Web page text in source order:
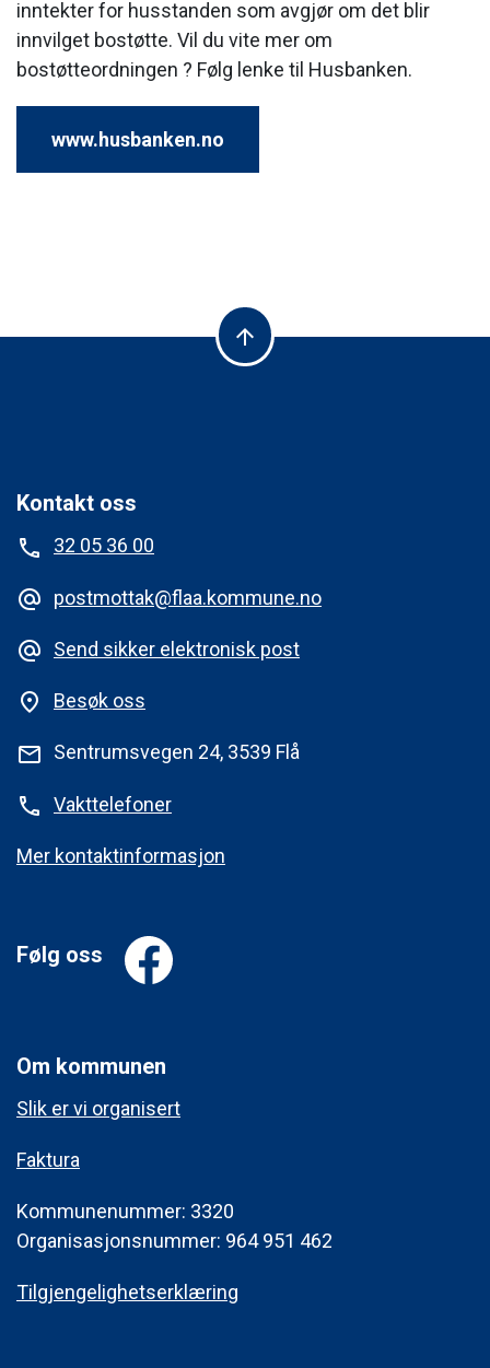
inntekter for husstanden som avgjør om det blir
innvilget bostøtte. Vil du vite mer om
bostøtteordningen ? Følg lenke til Husbanken.
www.husbanken.no
arrow_upward
Kontakt oss
phone
32 05 36 00
alternate_email postmottak@flaa.kommune.no
alternate_email Send sikker elektronisk post
place Besøk oss
mail Sentrumsvegen 24, 3539 Flå
phone Vakttelefoner
Mer kontaktinformasjon
Følg oss
Om kommunen
Slik er vi organisert
Faktura
Kommunenummer: 3320
Organisasjonsnummer: 964 951 462
Tilgjengelighetserklæring